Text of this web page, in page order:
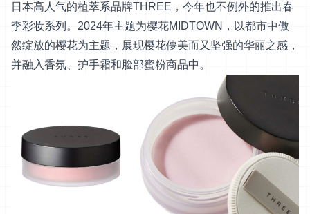
日本高人气的植萃系品牌THREE，今年也不例外的推出春
季彩妆系列。2024年主题为樱花MIDTOWN，以都市中傲
然绽放的樱花为主题，展现樱花儚美而又坚强的华丽之感，
并融入香氛、护手霜和脸部蜜粉商品中。